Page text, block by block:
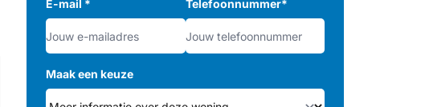
E-mail * Telefoonnummer*
Maak een keuze